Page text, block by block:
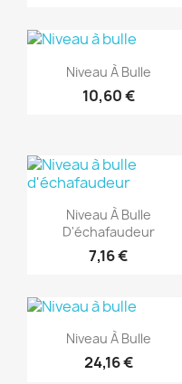
Aperçu rapide
Niveau À Bulle
10,60 €
Aperçu rapide
Niveau À Bulle
D'échafaudeur
7,16 €
Aperçu rapide
Niveau À Bulle
24,16 €